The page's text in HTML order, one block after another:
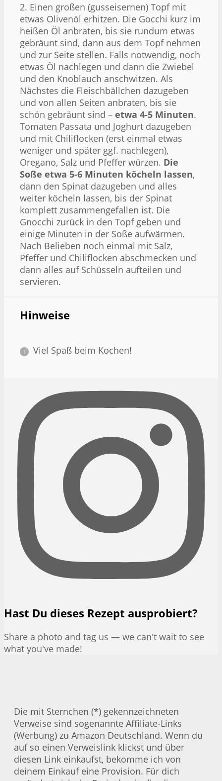
2. Einen großen (gusseisernen) Topf mit
etwas Olivenöl erhitzen. Die Gocchi kurz im
heißen Öl anbraten, bis sie rundum etwas
gebräunt sind, dann aus dem Topf nehmen
und zur Seite stellen. Falls notwendig, noch
etwas Öl nachlegen und dann die Zwiebel
und den Knoblauch anschwitzen. Als
Nächstes die Fleischbällchen dazugeben
und von allen Seiten anbraten, bis sie
schön gebräunt sind – etwa 4-5 Minuten.
Tomaten Passata und Joghurt dazugeben
und mit Chiliflocken (erst einmal etwas
weniger und später ggf. nachlegen),
Oregano, Salz und Pfeffer würzen. Die
Soße etwa 5-6 Minuten köcheln lassen,
dann den Spinat dazugeben und alles
weiter köcheln lassen, bis der Spinat
komplett zusammengefallen ist. Die
Gnocchi zurück in den Topf geben und
einige Minuten in der Soße aufwärmen.
Nach Belieben noch einmal mit Salz,
Pfeffer und Chiliflocken abschmecken und
dann alles auf Schüsseln aufteilen und
servieren.
Hinweise
Viel Spaß beim Kochen!
Hast Du dieses Rezept ausprobiert?
Share a photo and tag us — we can't wait to see
what you've made!
Die mit Sternchen (*) gekennzeichneten
Verweise sind sogenannte Affiliate-Links
(Werbung) zu Amazon Deutschland. Wenn du
auf so einen Verweislink klickst und über
diesen Link einkaufst, bekomme ich von
deinem Einkauf eine Provision. Für dich